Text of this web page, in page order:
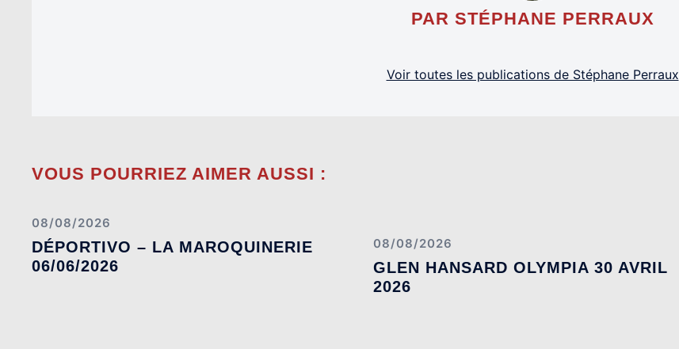
PAR STÉPHANE PERRAUX
Voir toutes les publications de Stéphane Perraux
VOUS POURRIEZ AIMER AUSSI :
08/08/2026
DÉPORTIVO – LA MAROQUINERIE
06/06/2026
08/08/2026
GLEN HANSARD OLYMPIA 30 AVRIL
2026